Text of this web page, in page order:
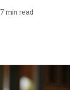
7 min read